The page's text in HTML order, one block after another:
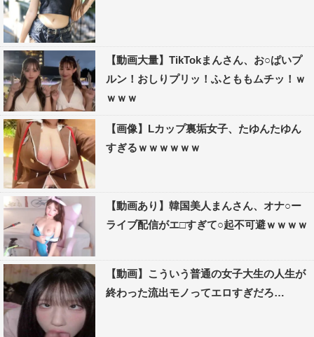
【動画大量】TikTokまんさん、お○ぱいプ
ルン！おしりプリッ！ふとももムチッ！ｗ
ｗｗｗ
【画像】Lカップ裏垢女子、たゆんたゆん
すぎるｗｗｗｗｗｗ
【動画あり】韓国美人まんさん、オナ○ー
ライブ配信がエ□すぎて○起不可避ｗｗｗｗ
【動画】こういう普通の女子大生の人生が
終わった流出モノってエロすぎだろ…